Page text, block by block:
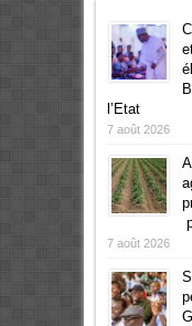
l’Etat
7 août 2026
7 août 2026